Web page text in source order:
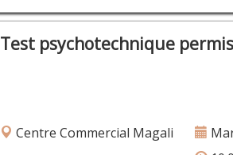
Test psychotechnique
Centre Commercial Magali avenue de la